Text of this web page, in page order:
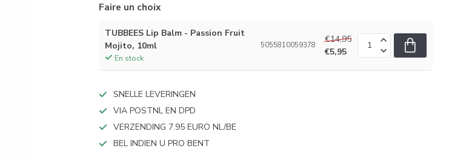
Faire un choix
TUBBEES Lip Balm - Passion Fruit
Mojito, 10ml
En stock
5055810059378
€14,95
€5,95
SNELLE LEVERINGEN
VIA POSTNL EN DPD
VERZENDING 7.95 EURO NL/BE
BEL INDIEN U PRO BENT